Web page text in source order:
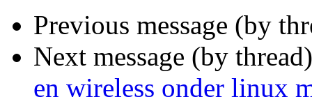
Previous message (by
Next message (by
en wireless onder linux